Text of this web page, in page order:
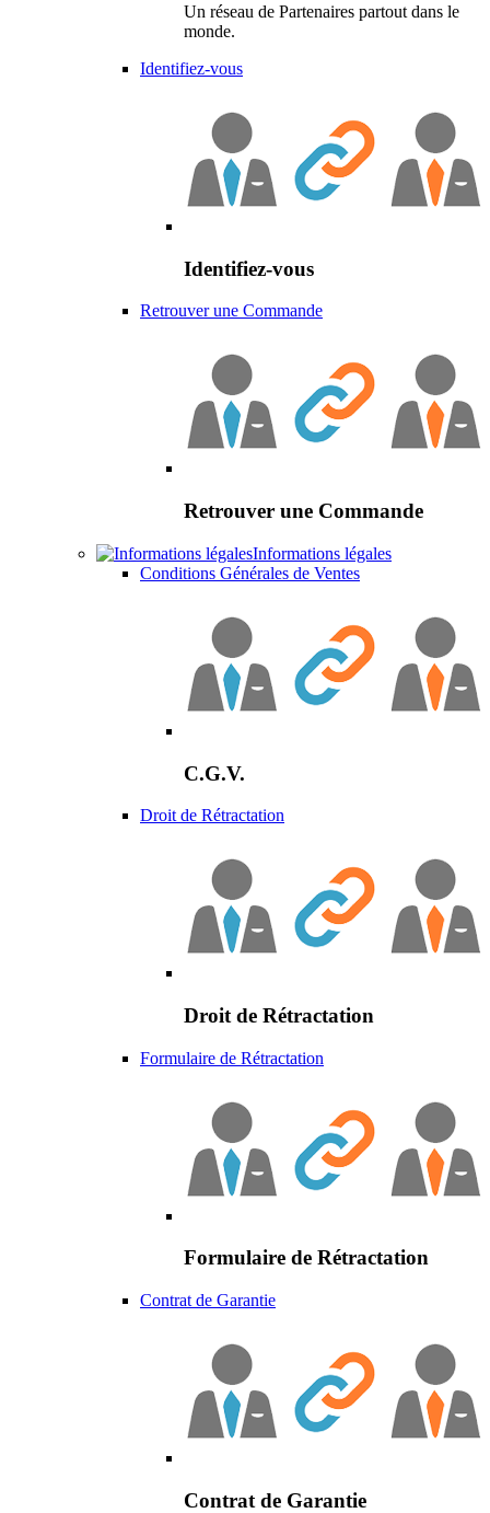
Un réseau de Partenaires partout dans le
monde.
Identifiez-vous
Identifiez-vous
Retrouver une Commande
Retrouver une Commande
Informations légales
Conditions Générales de Ventes
C.G.V.
Droit de Rétractation
Droit de Rétractation
Formulaire de Rétractation
Formulaire de Rétractation
Contrat de Garantie
Contrat de Garantie